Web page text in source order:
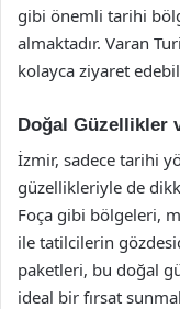
gibi önemli tarihi
almaktadır. Varan
kolayca ziyaret
Doğal Güzellikler
İzmir, sadece tarihi
güzellikleriyle de
Foça gibi bölgeleri,
ile tatilcilerin
paketleri, bu doğal
ideal bir fırsat